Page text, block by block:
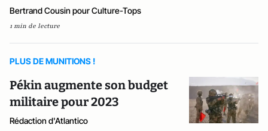
Bertrand Cousin pour Culture-Tops
1 min de lecture
PLUS DE MUNITIONS !
Pékin augmente son budget
militaire pour 2023
Rédaction d'Atlantico